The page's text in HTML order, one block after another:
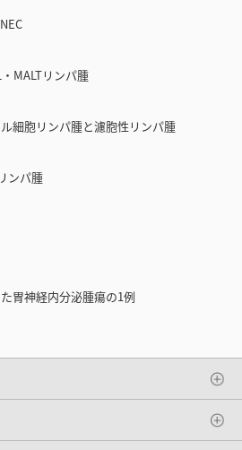
MALTリンパ腫
細胞リンパ腫と濾胞性リンパ腫
ンパ腫
胃神経内分泌腫瘍の1例